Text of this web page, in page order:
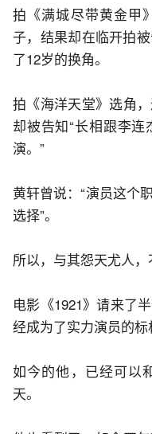
拍《满城尽带黄金甲
子，结果却在临开拍
了12岁的换角。
拍《海洋天堂》选角
却被告知“长相跟李
演。”
黄轩曾说：“演员这个
选择”。
所以，与其怨天尤人，
电影《1921》请来了
经成为了实力演员的标
如今的他，已经可以
天。